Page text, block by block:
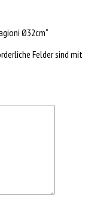
Ø32cm“
Felder sind mit